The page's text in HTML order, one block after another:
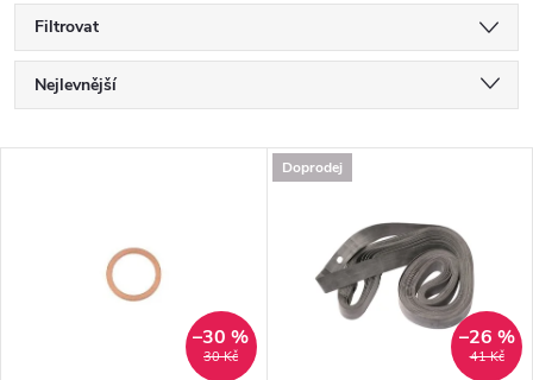
Filtrovat
Ř
a
Nejlevnější
30 Kč
–30 %
Doprodej
41 Kč
–26 %